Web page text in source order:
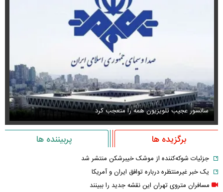
سانسور عجیب تلویزیون همه را متعجب کرد
برگزیده ها پربیننده ها
جزئیات شوکه‌کننده از موشک خیبرشکن منتشر شد
یک خبر غیرمنتظره درباره توافق ایران و آمریکا
مسافران متروی تهران این نقشه جدید را ببینند